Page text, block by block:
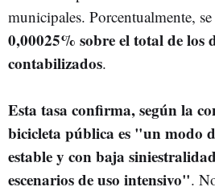
municipales. Porcentualmente,
0,00025% sobre el total de los
contabilizados.
Esta tasa confirma, según la
bicicleta pública es "un modo
estable y con baja
escenarios de uso intensivo".